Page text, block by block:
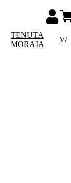
TENUTA
MORAIA